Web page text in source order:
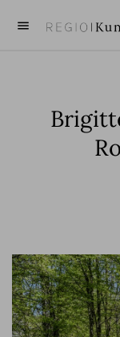
menu
close